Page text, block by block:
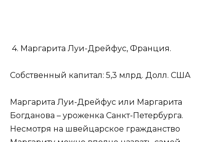
4. Маргарита Луи-Дрейфус, Франция.
Собственный капитал: 5,3 млрд. Долл. США
Маргарита Луи-Дрейфус или Маргарита
Богданова – уроженка Санкт-Петербурга.
Несмотря на швейцарское гражданство